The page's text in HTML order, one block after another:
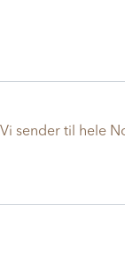
Vi sender til hele